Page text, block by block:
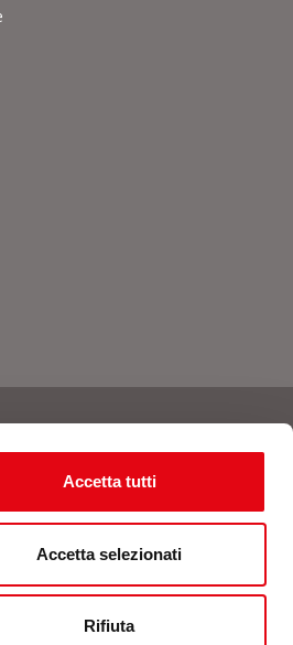
Accetta tutti
Accetta selezionati
Rifiuta